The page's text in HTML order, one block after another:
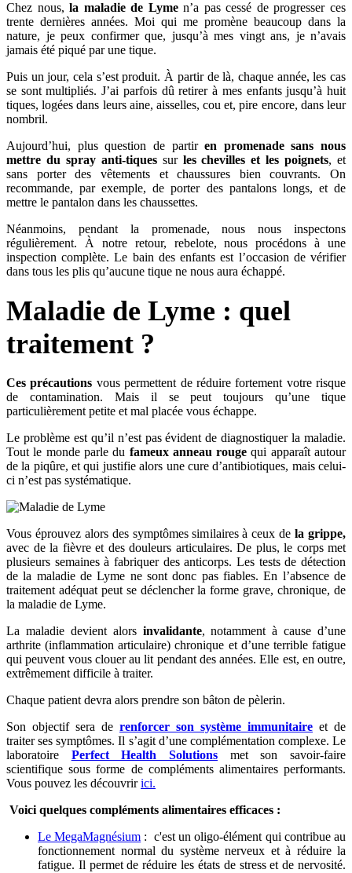
Chez nous,la maladie de Lymen’a pas cessé de progresser ces
trente dernières années. Moi qui me promène beaucoup dans la
nature, je peux confirmer que, jusqu’à mes vingt ans, je n’avais
jamais été piqué par une tique.
Puis un jour, cela s’est produit. À partir de là, chaque année, les cas
se sont multipliés. J’ai parfois dû retirer à mes enfants jusqu’à huit
tiques, logées dans leurs aine, aisselles, cou et, pire encore, dans leur
nombril.
Aujourd’hui, plus question de partiren promenade sans nous
mettre du spray anti-tiquessur les chevilles et les poignets, et
sans porter des vêtements et chaussures bien couvrants. On
recommande, par exemple, de porter des pantalons longs, et de
mettre le pantalon dans les chaussettes.
Néanmoins, pendant la promenade, nous nous inspectons
régulièrement. À notre retour, rebelote, nous procédons à une
inspection complète. Le bain des enfants est l’occasion de vérifier
dans tous les plis qu’aucune tique ne nous aura échappé.
Maladie de Lyme : quel
traitement ?
Ces précautions vous permettent de réduire fortement votre risque
de contamination. Mais il se peut toujours qu’une tique
particulièrement petite et mal placée vous échappe.
Le problème est qu’il n’est pas évident de diagnostiquer la maladie.
Tout le monde parle du fameux anneau rouge qui apparaît autour
de la piqûre, et qui justifie alors une cure d’antibiotiques, mais celui-
ci n’est pas systématique.
Vous éprouvez alors des symptômes similaires à ceux dela grippe,
avec de la fièvre et des douleurs articulaires. De plus, le corps met
plusieurs semaines à fabriquer des anticorps. Les tests de détection
de la maladie de Lyme ne sont donc pas fiables. En l’absence de
traitement adéquat peut se déclencher la forme grave, chronique, de
la maladie de Lyme.
La maladie devient alorsinvalidante, notamment à cause d’une
arthrite (inflammation articulaire) chronique et d’une terrible fatigue
qui peuvent vous clouer au lit pendant des années. Elle est, en outre,
extrêmement difficile à traiter.
Chaque patient devra alors prendre son bâton de pèlerin.
Son objectif sera de renforcer son système immunitaire et de
traiter ses symptômes. Il s’agit d’une complémentation complexe. Le
laboratoire Perfect Health Solutions met son savoir-faire
scientifique sous forme de compléments alimentaires performants.
Vous pouvez les découvririci.
Voici quelques compléments alimentaires efficaces :
Le MegaMagnésium : c'est un oligo-élément qui contribue au
fonctionnement normal du système nerveux et à réduire la
fatigue. Il permet de réduire les états de stress et de nervosité.